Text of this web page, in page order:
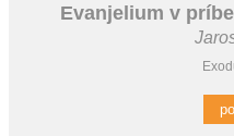
Evanjelium v